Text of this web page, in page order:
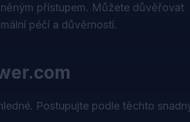
přístupem. Můžete důvěřovat
péčí a důvěrností.
Postupujte podle těchto